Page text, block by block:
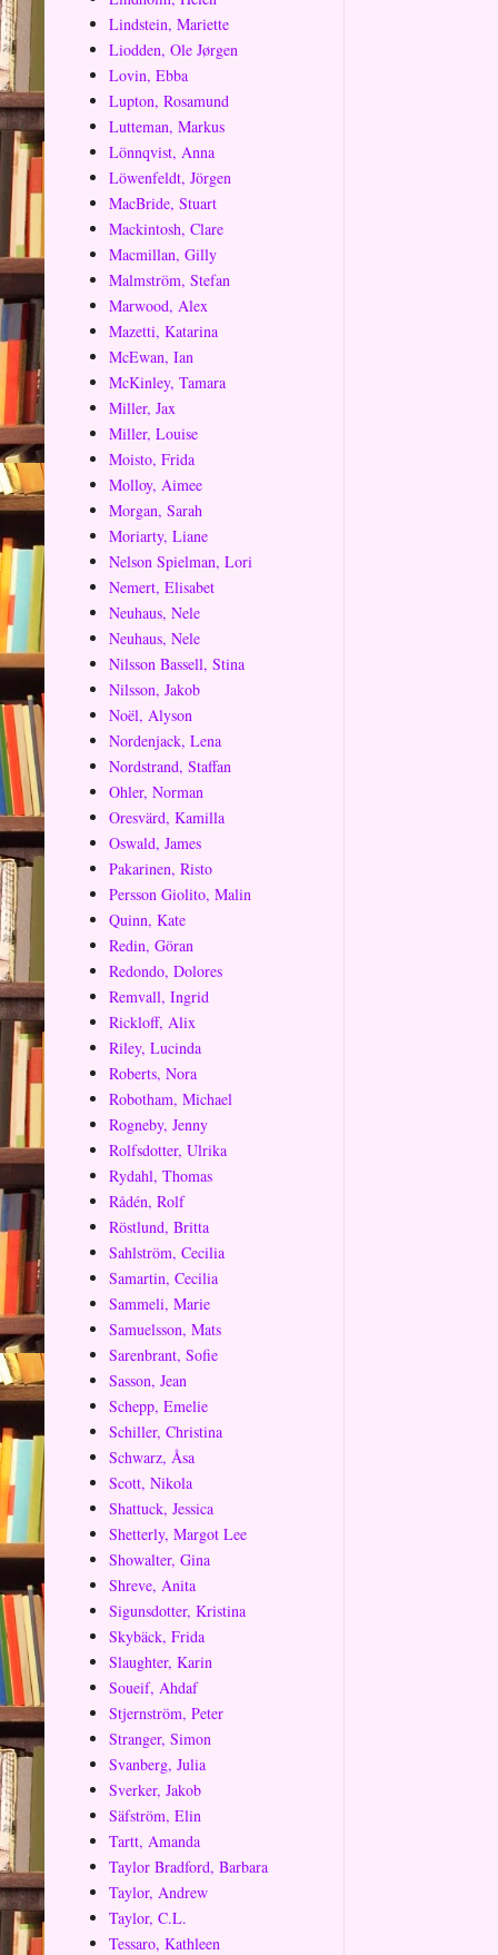
Lindstein, Mariette
Liodden, Ole Jørgen
Lovin, Ebba
Lupton, Rosamund
Lutteman, Markus
Lönnqvist, Anna
Löwenfeldt, Jörgen
MacBride, Stuart
Mackintosh, Clare
Macmillan, Gilly
Malmström, Stefan
Marwood, Alex
Mazetti, Katarina
McEwan, Ian
McKinley, Tamara
Miller, Jax
Miller, Louise
Moisto, Frida
Molloy, Aimee
Morgan, Sarah
Moriarty, Liane
Nelson Spielman, Lori
Nemert, Elisabet
Neuhaus, Nele
Neuhaus, Nele
Nilsson Bassell, Stina
Nilsson, Jakob
Noël, Alyson
Nordenjack, Lena
Nordstrand, Staffan
Ohler, Norman
Oresvärd, Kamilla
Oswald, James
Pakarinen, Risto
Persson Giolito, Malin
Quinn, Kate
Redin, Göran
Redondo, Dolores
Remvall, Ingrid
Rickloff, Alix
Riley, Lucinda
Roberts, Nora
Robotham, Michael
Rogneby, Jenny
Rolfsdotter, Ulrika
Rydahl, Thomas
Rådén, Rolf
Röstlund, Britta
Sahlström, Cecilia
Samartin, Cecilia
Sammeli, Marie
Samuelsson, Mats
Sarenbrant, Sofie
Sasson, Jean
Schepp, Emelie
Schiller, Christina
Schwarz, Åsa
Scott, Nikola
Shattuck, Jessica
Shetterly, Margot Lee
Showalter, Gina
Shreve, Anita
Sigunsdotter, Kristina
Skybäck, Frida
Slaughter, Karin
Soueif, Ahdaf
Stjernström, Peter
Stranger, Simon
Svanberg, Julia
Sverker, Jakob
Säfström, Elin
Tartt, Amanda
Taylor Bradford, Barbara
Taylor, Andrew
Taylor, C.L.
Tessaro, Kathleen